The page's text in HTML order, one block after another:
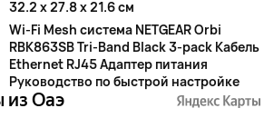
32.2 x 27.8 x 21.6 см
Wi-Fi Mesh система NETGEAR Orbi
RBK863SB Tri-Band Black 3-pack Кабель
Ethernet RJ45 Адаптер питания
Руководство по быстрой настройке